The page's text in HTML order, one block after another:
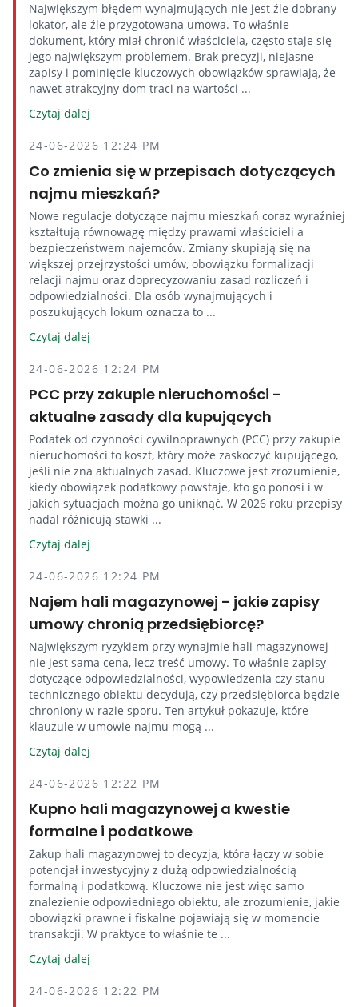
Największym błędem wynajmujących nie jest źle dobrany
lokator, ale źle przygotowana umowa. To właśnie
dokument, który miał chronić właściciela, często staje się
jego największym problemem. Brak precyzji, niejasne
zapisy i pominięcie kluczowych obowiązków sprawiają, że
nawet atrakcyjny dom traci na wartości ...
Czytaj dalej
24-06-2026 12:24 PM
Co zmienia się w przepisach dotyczących
najmu mieszkań?
Nowe regulacje dotyczące najmu mieszkań coraz wyraźniej
kształtują równowagę między prawami właścicieli a
bezpieczeństwem najemców. Zmiany skupiają się na
większej przejrzystości umów, obowiązku formalizacji
relacji najmu oraz doprecyzowaniu zasad rozliczeń i
odpowiedzialności. Dla osób wynajmujących i
poszukujących lokum oznacza to ...
Czytaj dalej
24-06-2026 12:24 PM
PCC przy zakupie nieruchomości -
aktualne zasady dla kupujących
Podatek od czynności cywilnoprawnych (PCC) przy zakupie
nieruchomości to koszt, który może zaskoczyć kupującego,
jeśli nie zna aktualnych zasad. Kluczowe jest zrozumienie,
kiedy obowiązek podatkowy powstaje, kto go ponosi i w
jakich sytuacjach można go uniknąć. W 2026 roku przepisy
nadal różnicują stawki ...
Czytaj dalej
24-06-2026 12:24 PM
Najem hali magazynowej - jakie zapisy
umowy chronią przedsiębiorcę?
Największym ryzykiem przy wynajmie hali magazynowej
nie jest sama cena, lecz treść umowy. To właśnie zapisy
dotyczące odpowiedzialności, wypowiedzenia czy stanu
technicznego obiektu decydują, czy przedsiębiorca będzie
chroniony w razie sporu. Ten artykuł pokazuje, które
klauzule w umowie najmu mogą ...
Czytaj dalej
24-06-2026 12:22 PM
Kupno hali magazynowej a kwestie
formalne i podatkowe
Zakup hali magazynowej to decyzja, która łączy w sobie
potencjał inwestycyjny z dużą odpowiedzialnością
formalną i podatkową. Kluczowe nie jest więc samo
znalezienie odpowiedniego obiektu, ale zrozumienie, jakie
obowiązki prawne i fiskalne pojawiają się w momencie
transakcji. W praktyce to właśnie te ...
Czytaj dalej
24-06-2026 12:22 PM